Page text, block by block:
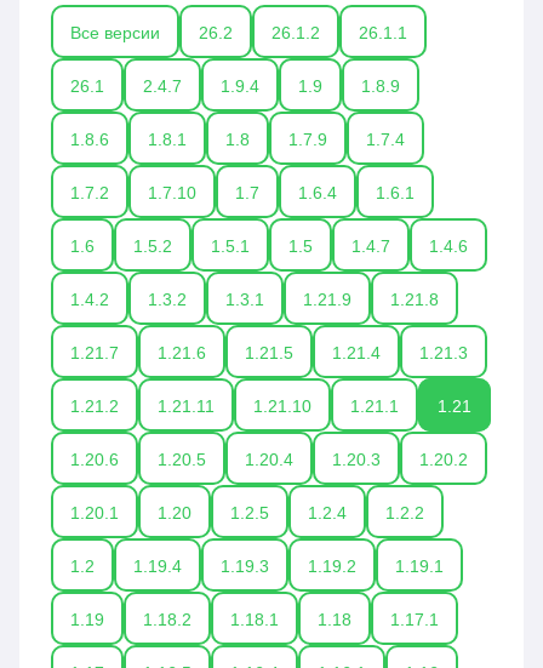
Все версии 26.2 26.1.2 26.1.1
26.1 2.4.7 1.9.4 1.9 1.8.9
1.8.6 1.8.1 1.8 1.7.9 1.7.4
1.7.2 1.7.10 1.7 1.6.4 1.6.1
1.6 1.5.2 1.5.1 1.5 1.4.7 1.4.6
1.4.2 1.3.2 1.3.1 1.21.9 1.21.8
1.21.7 1.21.6 1.21.5 1.21.4 1.21.3
1.21.2 1.21.11 1.21.10 1.21.1 1.21
1.20.6 1.20.5 1.20.4 1.20.3 1.20.2
1.20.1 1.20 1.2.5 1.2.4 1.2.2
1.2 1.19.4 1.19.3 1.19.2 1.19.1
1.19 1.18.2 1.18.1 1.18 1.17.1